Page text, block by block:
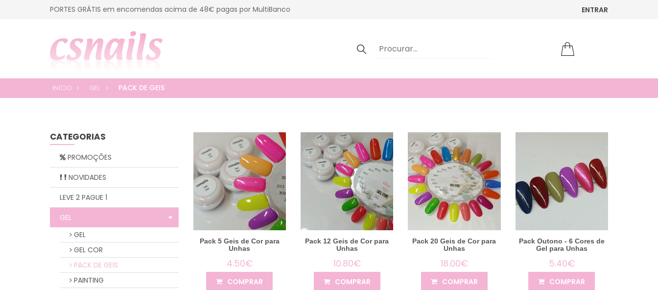
PORTES GRÁTIS em encomendas acima de 48€ pagas por MultiBanco ENTRAR
INÍCIO GEL PACK DE GEIS
CATEGORIAS
PROMOÇÕES
NOVIDADES
LEVE 2 PAGUE 1
GEL
GEL
GEL COR
PACK DE GEIS
PAINTING
Pack 5 Geis de Cor para
Unhas
4.50€
COMPRAR
Pack 12 Geis de Cor para
Unhas
10.80€
COMPRAR
Pack 20 Geis de Cor para
Unhas
18.00€
COMPRAR
Pack Outono - 6 Cores de
Gel para Unhas
5.40€
COMPRAR